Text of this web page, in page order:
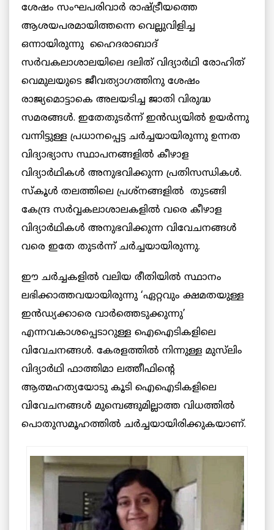
ശേഷം സംഘപരിവാർ രാഷ്ട്രീയത്തെ
ആശയപരമായിത്തന്നെ വെല്ലുവിളിച്ച
ഒന്നായിരുന്നു ഹൈദരാബാദ്
സർവകലാശാലയിലെ ദലിത് വിദ്യാർഥി രോഹിത്
വെമുലയുടെ ജീവത്യാഗത്തിനു ശേഷം
രാജ്യമൊട്ടാകെ അലയടിച്ച ജാതി വിരുദ്ധ
സമരങ്ങൾ. ഇതേതുടർന്ന് ഇൻഡ്യയിൽ ഉയർന്നു
വന്നിട്ടുള്ള പ്രധാനപ്പെട്ട ചർച്ചയായിരുന്നു ഉന്നത
വിദ്യാഭ്യാസ സ്ഥാപനങ്ങളിൽ കീഴാള
വിദ്യാർഥികൾ അനുഭവിക്കുന്ന പ്രതിസന്ധികൾ.
സ്‌കൂൾ തലത്തിലെ പ്രശ്നങ്ങളിൽ തുടങ്ങി
കേന്ദ്ര സർവ്വകലാശാലകളിൽ വരെ കീഴാള
വിദ്യാർഥികൾ അനുഭവിക്കുന്ന വിവേചനങ്ങൾ
വരെ ഇതേ തുടർന്ന് ചർച്ചയായിരുന്നു.
ഈ ചർച്ചകളിൽ വലിയ രീതിയിൽ സ്ഥാനം
ലഭിക്കാത്തവയായിരുന്നു ‘ഏറ്റവും ക്ഷമതയുള്ള
ഇൻഡ്യക്കാരെ വാർത്തെടുക്കുന്നു’
എന്നവകാശപ്പെടാറുള്ള ഐഐടികളിലെ
വിവേചനങ്ങൾ. കേരളത്തിൽ നിന്നുള്ള മുസ്‌ലിം
വിദ്യാർഥി ഫാത്തിമാ ലത്തീഫിന്റെ
ആത്മഹത്യയോടു കൂടി ഐഐടികളിലെ
വിവേചനങ്ങൾ മുമ്പെങ്ങുമില്ലാത്ത വിധത്തിൽ
പൊതുസമൂഹത്തിൽ ചർച്ചയായിരിക്കുകയാണ്.